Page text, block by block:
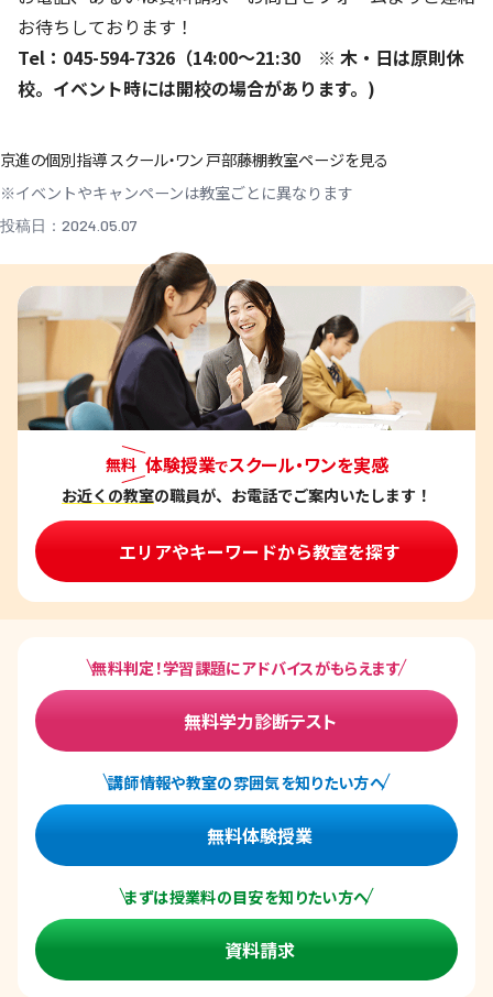
お待ちしております！
Tel ： 045-594-7326 （14:00～21:30 ※ 木・日は原則休
校。イベント時には開校の場合があります。 )
京進の個別指導 スクール・ワン 戸部藤棚教室ページを見る
※イベントやキャンペーンは教室ごとに異なります
投稿日：2024.05.07
無料 体験授業でスクール・ワンを実感
お近くの教室の職員が、お電話でご案内いたします！
エリアやキーワードから教室を探す
無料判定！学習課題にアドバイスがもらえます
無料学力診断テスト
講師情報や教室の雰囲気を知りたい方へ
無料体験授業
まずは授業料の目安を知りたい方へ
資料請求